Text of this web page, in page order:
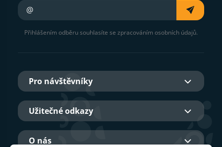
Přihlášením odběru souhlasíte se zpracováním osobních údajů.
Pro návštěvníky
Užitečné odkazy
O nás